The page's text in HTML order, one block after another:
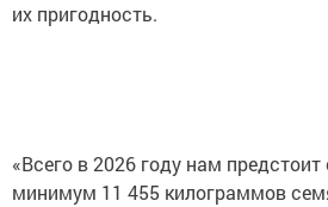
их пригодность.
«Всего в 2026 году нам предстоит
минимум 11 455 килограммов